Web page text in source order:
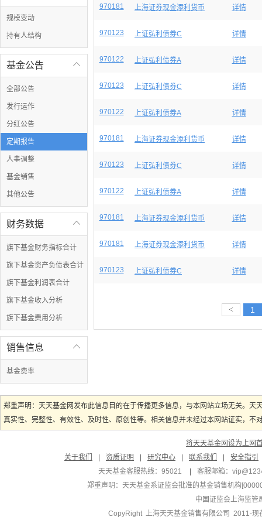
规模变动
持有人结构

基金公告
全部公告
发行运作
分红公告
定期报告
人事调整
基金销售
其他公告

财务数据
旗下基金财务指标合计
旗下基金资产负债表合计
旗下基金利润表合计
旗下基金收入分析
旗下基金费用分析

销售信息
基金费率
970181 上海证券现金添利货币 详情
970123 上证弘利债券C 详情
970122 上证弘利债券A 详情
970123 上证弘利债券C 详情
970122 上证弘利债券A 详情
970181 上海证券现金添利货币 详情
970123 上证弘利债券C 详情
970122 上证弘利债券A 详情
970181 上海证券现金添利货币 详情
970181 上海证券现金添利货币 详情
970123 上证弘利债券C 详情
< 1
郑重声明：天天基金网发布此信息目的在于传播更多信息，与本网站立场无关。
真实性、完整性、有效性、及时性、原创性等。相关信息并未经过本网站证实，
将天天基金网设为上网
关于我们
资质证明 研究中心 联系我们
安全指引
天天基金客服热线：95021
客服邮箱：
郑重声明： 天天基金系证监会批准的基金销售机构
中国证监会上海监管
CopyRight 上海天天基金销售有限公司 2011-